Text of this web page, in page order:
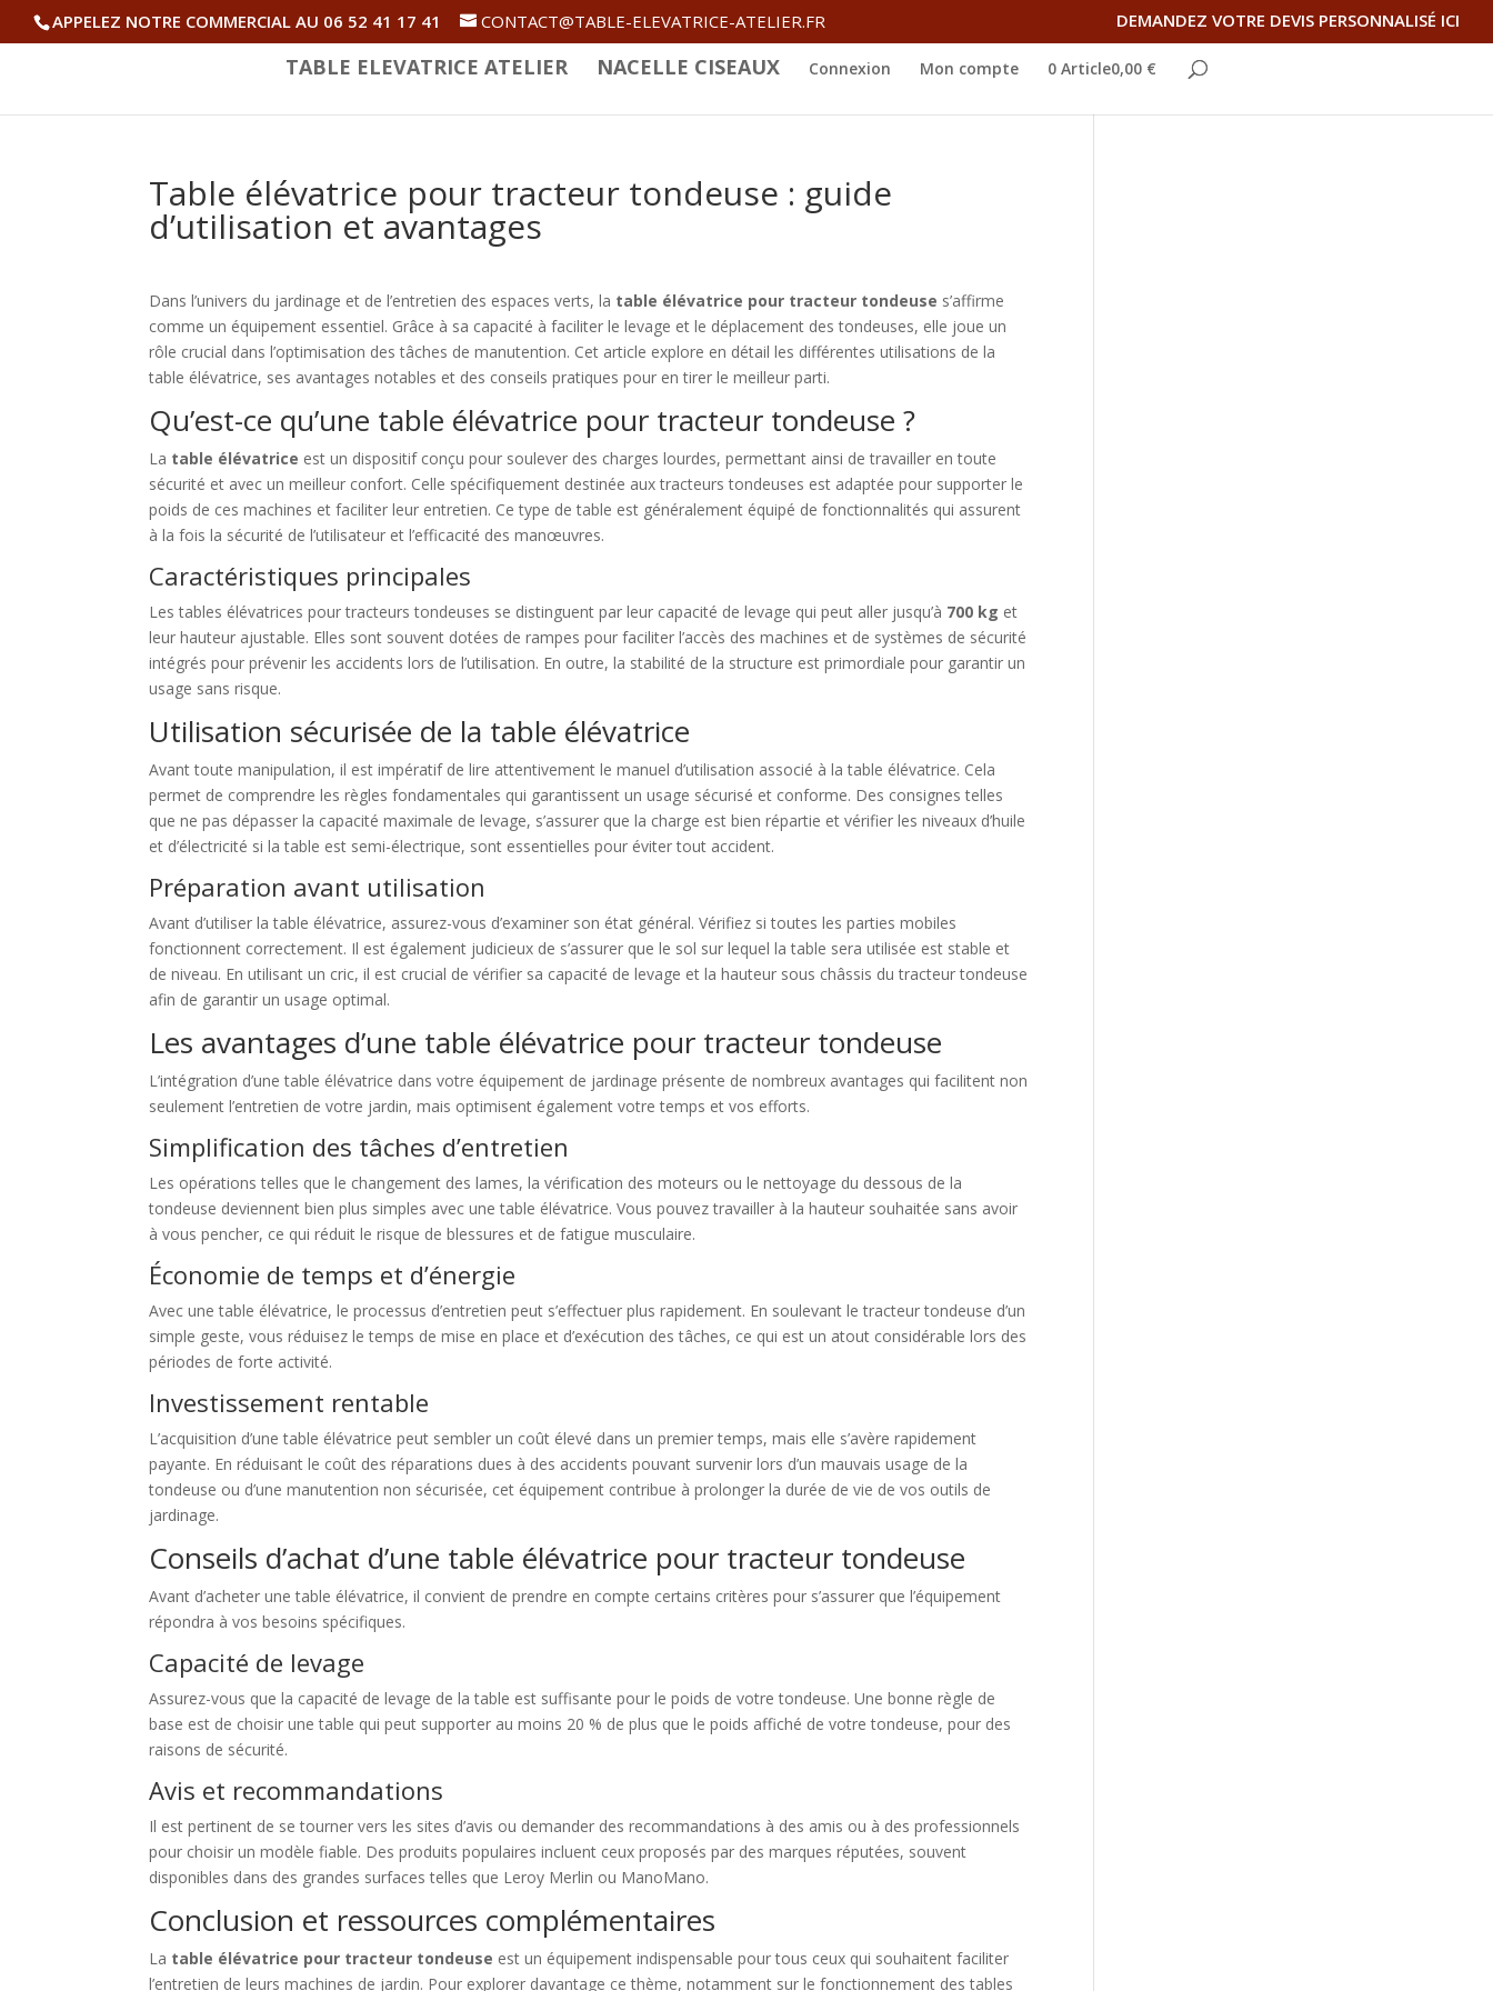
APPELEZ NOTRE COMMERCIAL AU 06 52 41 17 41 CONTACT@TABLE-ELEVATRICE-ATELIER.FR DEMANDEZ VOTRE DEVIS PERSONNALISÉ ICI
TABLE ELEVATRICE ATELIER NACELLE CISEAUX Connexion Mon compte 0 Article0,00 €
Table élévatrice pour tracteur tondeuse : guide
d’utilisation et avantages
Dans l’univers du jardinage et de l’entretien des espaces verts, la table élévatrice pour tracteur tondeuse s’affirme
comme un équipement essentiel. Grâce à sa capacité à faciliter le levage et le déplacement des tondeuses, elle joue un
rôle crucial dans l’optimisation des tâches de manutention. Cet article explore en détail les différentes utilisations de la
table élévatrice, ses avantages notables et des conseils pratiques pour en tirer le meilleur parti.
Qu’est-ce qu’une table élévatrice pour tracteur tondeuse ?
La table élévatrice est un dispositif conçu pour soulever des charges lourdes, permettant ainsi de travailler en toute
sécurité et avec un meilleur confort. Celle spécifiquement destinée aux tracteurs tondeuses est adaptée pour supporter le
poids de ces machines et faciliter leur entretien. Ce type de table est généralement équipé de fonctionnalités qui assurent
à la fois la sécurité de l’utilisateur et l’efficacité des manœuvres.
Caractéristiques principales
Les tables élévatrices pour tracteurs tondeuses se distinguent par leur capacité de levage qui peut aller jusqu’à 700 kg et
leur hauteur ajustable. Elles sont souvent dotées de rampes pour faciliter l’accès des machines et de systèmes de sécurité
intégrés pour prévenir les accidents lors de l’utilisation. En outre, la stabilité de la structure est primordiale pour garantir un
usage sans risque.
Utilisation sécurisée de la table élévatrice
Avant toute manipulation, il est impératif de lire attentivement le manuel d’utilisation associé à la table élévatrice. Cela
permet de comprendre les règles fondamentales qui garantissent un usage sécurisé et conforme. Des consignes telles
que ne pas dépasser la capacité maximale de levage, s’assurer que la charge est bien répartie et vérifier les niveaux d’huile
et d’électricité si la table est semi-électrique, sont essentielles pour éviter tout accident.
Préparation avant utilisation
Avant d’utiliser la table élévatrice, assurez-vous d’examiner son état général. Vérifiez si toutes les parties mobiles
fonctionnent correctement. Il est également judicieux de s’assurer que le sol sur lequel la table sera utilisée est stable et
de niveau. En utilisant un cric, il est crucial de vérifier sa capacité de levage et la hauteur sous châssis du tracteur tondeuse
afin de garantir un usage optimal.
Les avantages d’une table élévatrice pour tracteur tondeuse
L’intégration d’une table élévatrice dans votre équipement de jardinage présente de nombreux avantages qui facilitent non
seulement l’entretien de votre jardin, mais optimisent également votre temps et vos efforts.
Simplification des tâches d’entretien
Les opérations telles que le changement des lames, la vérification des moteurs ou le nettoyage du dessous de la
tondeuse deviennent bien plus simples avec une table élévatrice. Vous pouvez travailler à la hauteur souhaitée sans avoir
à vous pencher, ce qui réduit le risque de blessures et de fatigue musculaire.
Économie de temps et d’énergie
Avec une table élévatrice, le processus d’entretien peut s’effectuer plus rapidement. En soulevant le tracteur tondeuse d’un
simple geste, vous réduisez le temps de mise en place et d’exécution des tâches, ce qui est un atout considérable lors des
périodes de forte activité.
Investissement rentable
L’acquisition d’une table élévatrice peut sembler un coût élevé dans un premier temps, mais elle s’avère rapidement
payante. En réduisant le coût des réparations dues à des accidents pouvant survenir lors d’un mauvais usage de la
tondeuse ou d’une manutention non sécurisée, cet équipement contribue à prolonger la durée de vie de vos outils de
jardinage.
Conseils d’achat d’une table élévatrice pour tracteur tondeuse
Avant d’acheter une table élévatrice, il convient de prendre en compte certains critères pour s’assurer que l’équipement
répondra à vos besoins spécifiques.
Capacité de levage
Assurez-vous que la capacité de levage de la table est suffisante pour le poids de votre tondeuse. Une bonne règle de
base est de choisir une table qui peut supporter au moins 20 % de plus que le poids affiché de votre tondeuse, pour des
raisons de sécurité.
Avis et recommandations
Il est pertinent de se tourner vers les sites d’avis ou demander des recommandations à des amis ou à des professionnels
pour choisir un modèle fiable. Des produits populaires incluent ceux proposés par des marques réputées, souvent
disponibles dans des grandes surfaces telles que Leroy Merlin ou ManoMano.
Conclusion et ressources complémentaires
La table élévatrice pour tracteur tondeuse est un équipement indispensable pour tous ceux qui souhaitent faciliter
l’entretien de leurs machines de jardin. Pour explorer davantage ce thème, notamment sur le fonctionnement des tables